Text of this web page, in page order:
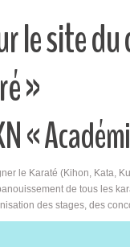
le site
»
«
le Karaté (Kihon, Kata,
de tous les
des stages, des